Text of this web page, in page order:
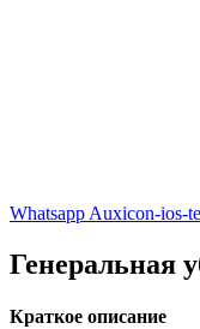
Whatsapp Auxicon-ios-
Генеральная
Краткое описание